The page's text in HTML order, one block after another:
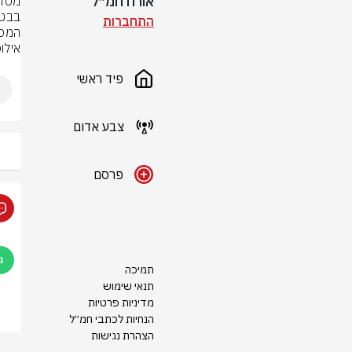
התחברות
פיד ראשי
צבע אדום
פרסם
תמיכה
תנאי שימוש
מדיניות פרטיות
הנחיות לכתבי חמ״ל
הצהרת נגישות